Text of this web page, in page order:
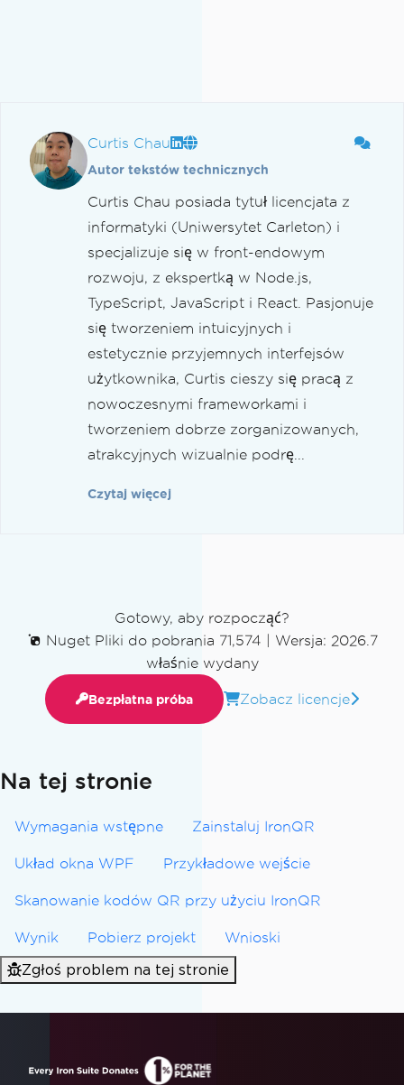
Curtis Chau
Autor tekstów technicznych
Curtis Chau posiada tytuł licencjata z
informatyki (Uniwersytet Carleton) i
specjalizuje się w front-endowym
rozwoju, z ekspertką w Node.js,
TypeScript, JavaScript i React. Pasjonuje
się tworzeniem intuicyjnych i
estetycznie przyjemnych interfejsów
użytkownika, Curtis cieszy się pracą z
nowoczesnymi frameworkami i
tworzeniem dobrze zorganizowanych,
atrakcyjnych wizualnie podrę...
Czytaj więcej
Gotowy, aby rozpocząć?
Nuget Pliki do pobrania 71,574
Wersja: 2026.7
właśnie wydany
Bezpłatna próba Zobacz licencje
Na tej stronie
Wymagania wstępne Zainstaluj IronQR
Układ okna WPF Przykładowe wejście
Skanowanie kodów QR przy użyciu IronQR
Wynik Pobierz projekt Wnioski
Zgłoś problem na tej stronie